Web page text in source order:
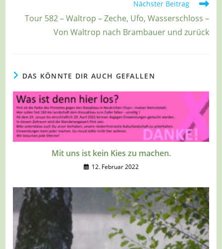
Nächster Beitrag
Tour 582 – Waltrop – Zeche, Ufo, Wasserschloss –
Von Waltrop nach Brambauer und zurück
DAS KÖNNTE DIR AUCH GEFALLEN
Mit uns ist kein Kies zu machen.
12. Februar 2022